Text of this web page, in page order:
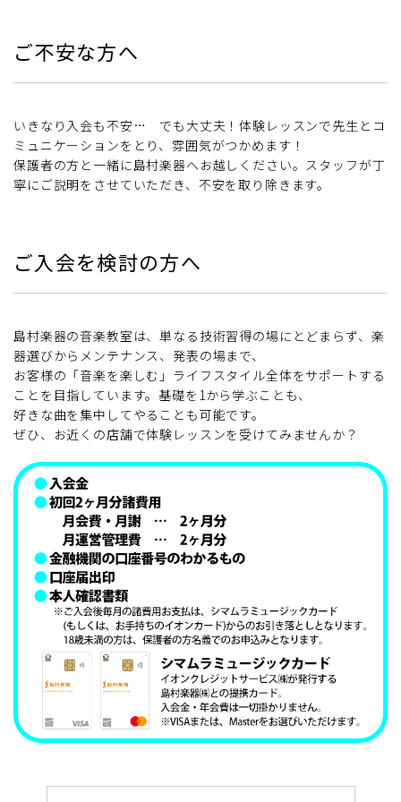
ご不安な方へ
いきなり入会も不安… でも大丈夫！体験レッスンで先生とコ
ミュニケーションをとり、雰囲気がつかめます！
保護者の方と一緒に島村楽器へお越しください。スタッフが丁
寧にご説明をさせていただき、不安を取り除きます。
ご入会を検討の方へ
島村楽器の音楽教室は、単なる技術習得の場にとどまらず、楽
器選びからメンテナンス、発表の場まで、
お客様の「音楽を楽しむ」ライフスタイル全体をサポートする
ことを目指しています。基礎を1から学ぶことも、
好きな曲を集中してやることも可能です。
ぜひ、お近くの店舗で体験レッスンを受けてみませんか？